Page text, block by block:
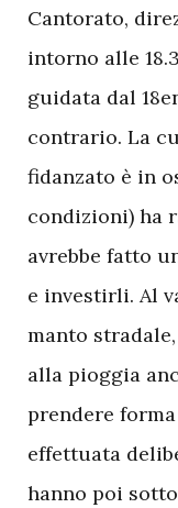
Cantorato,
intorno alle
guidata dal
contrario. La
fidanzato è in
condizioni) ha
avrebbe fatto
e investirli. Al
manto
alla pioggia
prendere
effettuata
hanno poi